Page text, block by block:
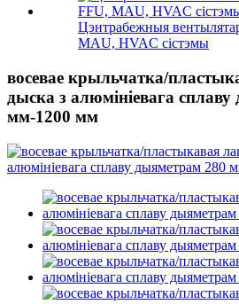
Цэнтрабежныя
MAU, HVAC сістэмы
восевае крыльчатка/
дыска з алюмініевага
мм-1200 мм